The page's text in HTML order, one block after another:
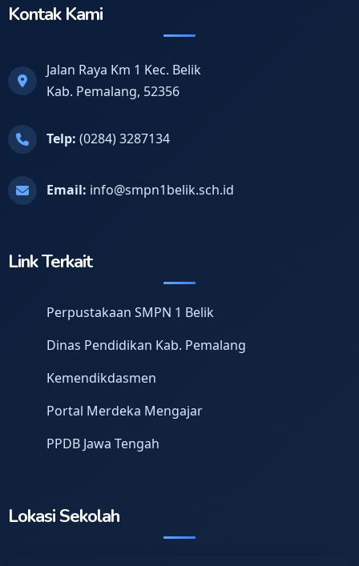
Kontak Kami
Jalan Raya Km 1 Kec. Belik
Kab. Pemalang, 52356
Telp: (0284) 3287134
Email: info@smpn1belik.sch.id
Link Terkait
Perpustakaan SMPN 1 Belik
Dinas Pendidikan Kab. Pemalang
Kemendikdasmen
Portal Merdeka Mengajar
PPDB Jawa Tengah
Lokasi Sekolah